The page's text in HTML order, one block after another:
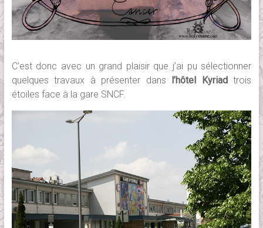
C’est donc avec un grand plaisir que j’ai pu sélectionner
quelques travaux à présenter dans l’hôtel Kyriadtrois
étoiles face à la gare SNCF.